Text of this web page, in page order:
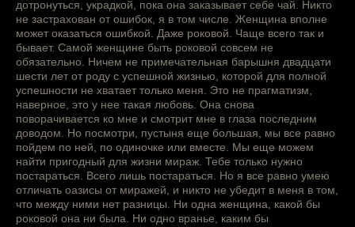
дотронуться, украдкой, пока она заказывает себе чай. Никто
не застрахован от ошибок, я в том числе. Женщина вполне
может оказаться ошибкой. Даже роковой. Чаще всего так и
бывает. Самой женщине быть роковой совсем не
обязательно. Ничем не примечательная барышня двадцати
шести лет от роду с успешной жизнью, которой для полной
успешности не хватает только меня. Это не прагматизм,
наверное, это у нее такая любовь. Она снова
поворачивается ко мне и смотрит мне в глаза последним
доводом. Но посмотри, пустыня еще большая, мы все равно
пойдем по ней, по одиночке или вместе. Мы еще можем
найти пригодный для жизни мираж. Тебе только нужно
постараться. Всего лишь постараться. Но я все равно умею
отличать оазисы от миражей, и никто не убедит в меня в том,
что между ними нет разницы. Ни одна женщина, какой бы
роковой она ни была. Ни одно вранье, каким бы